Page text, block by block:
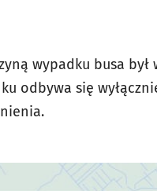
wypadku busa był
odbywa się